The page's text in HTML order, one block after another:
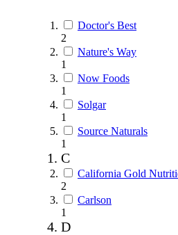
Doctor's Best
2
Nature's Way
1
Now Foods
1
Solgar
1
Source Naturals
1
C
California Gold
2
Carlson
1
D